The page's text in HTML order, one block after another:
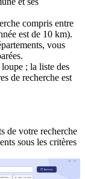
compris entre
est de 10 km).
vous
; la liste des
de recherche est
de votre recherche
sous les critères